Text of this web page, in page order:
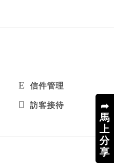
➦
馬
上
分
享
信件管理
訪客接待